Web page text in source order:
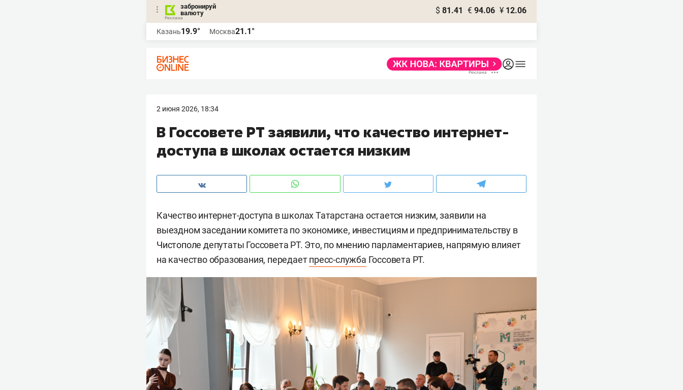
забронируй
валюту
$ 81.41 € 94.06 ¥ 12.06
Казань19.9° Москва21.1°
2 июня 2026, 18:34
В Госсовете РТ заявили, что качество интернет-
доступа в школах остается низким
Качество интернет-доступа в школах Татарстана остается низким, заявили на
выездном заседании комитета по экономике, инвестициям и предпринимательству в
Чистополе депутаты Госсовета РТ. Это, по мнению парламентариев, напрямую влияет
на качество образования, передаетпресс-служба Госсовета РТ.